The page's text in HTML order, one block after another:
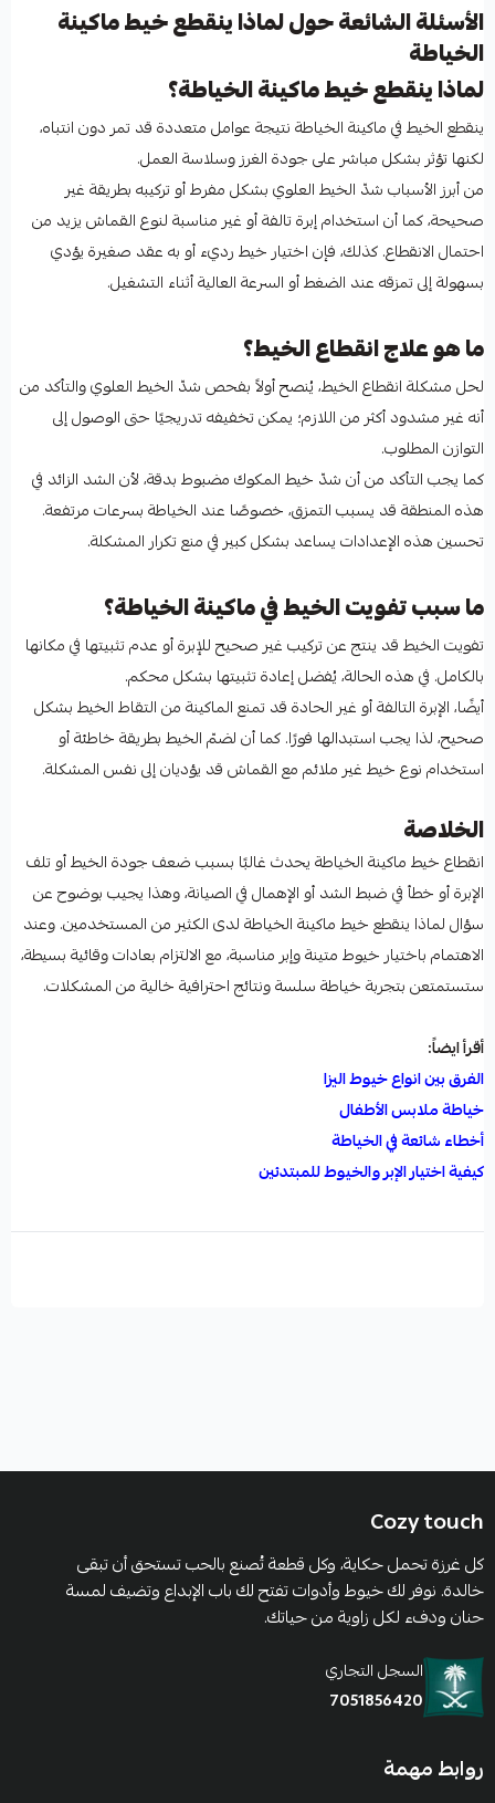
الأسئلة الشائعة حول لماذا ينقطع خيط ماكينة
الخياطة
لماذا ينقطع خيط ماكينة الخياطة؟
ينقطع الخيط في ماكينة الخياطة نتيجة عوامل متعددة قد تمر دون انتباه،
لكنها تؤثر بشكل مباشر على جودة الغرز وسلاسة العمل.
من أبرز الأسباب شدّ الخيط العلوي بشكل مفرط أو تركيبه بطريقة غير
صحيحة، كما أن استخدام إبرة تالفة أو غير مناسبة لنوع القماش يزيد من
احتمال الانقطاع. كذلك، فإن اختيار خيط رديء أو به عقد صغيرة يؤدي
بسهولة إلى تمزقه عند الضغط أو السرعة العالية أثناء التشغيل.
ما هو علاج انقطاع الخيط؟
لحل مشكلة انقطاع الخيط، يُنصح أولاً بفحص شدّ الخيط العلوي والتأكد من
أنه غير مشدود أكثر من اللازم؛ يمكن تخفيفه تدريجيًا حتى الوصول إلى
التوازن المطلوب.
كما يجب التأكد من أن شدّ خيط المكوك مضبوط بدقة، لأن الشد الزائد في
هذه المنطقة قد يسبب التمزق، خصوصًا عند الخياطة بسرعات مرتفعة.
تحسين هذه الإعدادات يساعد بشكل كبير في منع تكرار المشكلة.
ما سبب تفويت الخيط في ماكينة الخياطة؟
تفويت الخيط قد ينتج عن تركيب غير صحيح للإبرة أو عدم تثبيتها في مكانها
بالكامل. في هذه الحالة، يُفضل إعادة تثبيتها بشكل محكم.
أيضًا، الإبرة التالفة أو غير الحادة قد تمنع الماكينة من التقاط الخيط بشكل
صحيح، لذا يجب استبدالها فورًا. كما أن لضمّ الخيط بطريقة خاطئة أو
استخدام نوع خيط غير ملائم مع القماش قد يؤديان إلى نفس المشكلة.
الخلاصة
انقطاع خيط ماكينة الخياطة يحدث غالبًا بسبب ضعف جودة الخيط أو تلف
الإبرة أو خطأ في ضبط الشد أو الإهمال في الصيانة، وهذا يجيب بوضوح عن
سؤال لماذا ينقطع خيط ماكينة الخياطة لدى الكثير من المستخدمين. وعند
الاهتمام باختيار خيوط متينة وإبر مناسبة، مع الالتزام بعادات وقائية بسيطة،
ستستمتعن بتجربة خياطة سلسة ونتائج احترافية خالية من المشكلات.
أقرأ ايضاً:
الفرق بين انواع خيوط اليزا
خياطة ملابس الأطفال
أخطاء شائعة في الخياطة
كيفية اختيار الإبر والخيوط للمبتدئين
Cozy touch
كل غرزة تحمل حكاية، وكل قطعة تُصنع بالحب تستحق أن تبقى
خالدة. نوفر لك خيوط وأدوات تفتح لك باب الإبداع وتضيف لمسة
حنان ودفء لكل زاوية من حياتك.
السجل التجاري
7051856420
روابط مهمة